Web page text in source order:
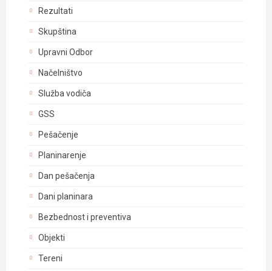
Rezultati
Skupština
Upravni Odbor
Načelništvo
Služba vodiča
GSS
Pešačenje
Planinarenje
Dan pešačenja
Dani planinara
Bezbednost i preventiva
Objekti
Tereni